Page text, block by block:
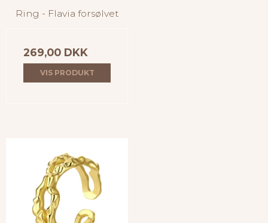
Ring - Flavia forsølvet
269,00 DKK
VIS PRODUKT